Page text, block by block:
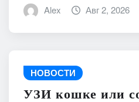
Alex Авг 2, 2026
НОВОСТИ
УЗИ кошке или